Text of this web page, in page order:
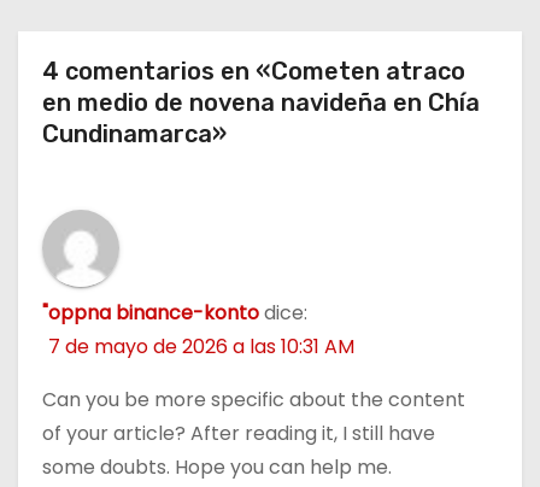
a
d
a
4 comentarios en «Cometen atraco
en medio de novena navideña en Chía
Cundinamarca»
"oppna binance-kontodice:
7 de mayo de 2026 a las 10:31 AM
Can you be more specific about the content
of your article? After reading it, I still have
some doubts. Hope you can help me.